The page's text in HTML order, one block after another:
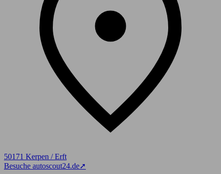
50171 Kerpen / Erft
Besuche autoscout24.de➚